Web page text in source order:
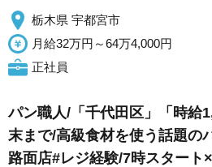
栃木県 宇都宮市
月給32万円～64万4,000円
正社員
パン職人/「千代田区」「時給
末まで/高級食材を使う話題の
路面店#レジ経験/7時スタート